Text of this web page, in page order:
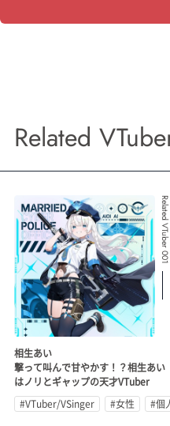
Related
Related VTuber 001
相生あい
撃って叫んで甘やかす！？相生あい
はノリとギャップの天才VTuber
#VTuber/VSinger
#女性 #個